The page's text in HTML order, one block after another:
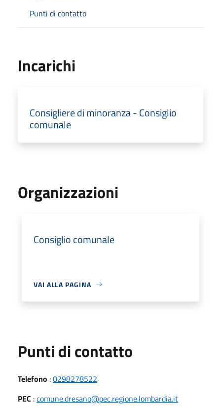
Punti di contatto
Incarichi
Consigliere di minoranza - Consiglio
comunale
Organizzazioni
Consiglio comunale
VAI ALLA PAGINA
Punti di contatto
Telefono :0298278522
PEC :comune.dresano@pec.regione.lombardia.it